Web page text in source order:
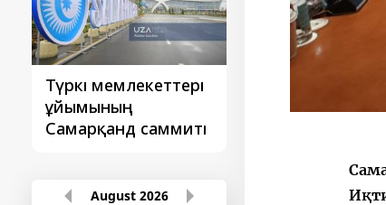
Түркі мемлекеттері
ұйымының
Самарқанд саммиті
Қытай’ бірінші
August 2026